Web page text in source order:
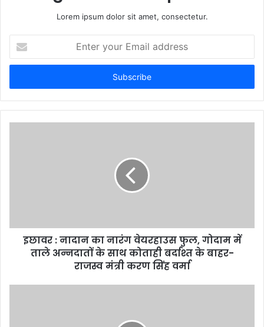
Lorem ipsum dolor sit amet, consectetur.
t
r
y
s
इछावर : नादान का नारंग वेयरहाउस फुल, गोदाम में
ताले अन्नदातों के साथ कोताही बर्दाश्त के बाहर-
राजस्व मंत्री करण सिंह वर्मा